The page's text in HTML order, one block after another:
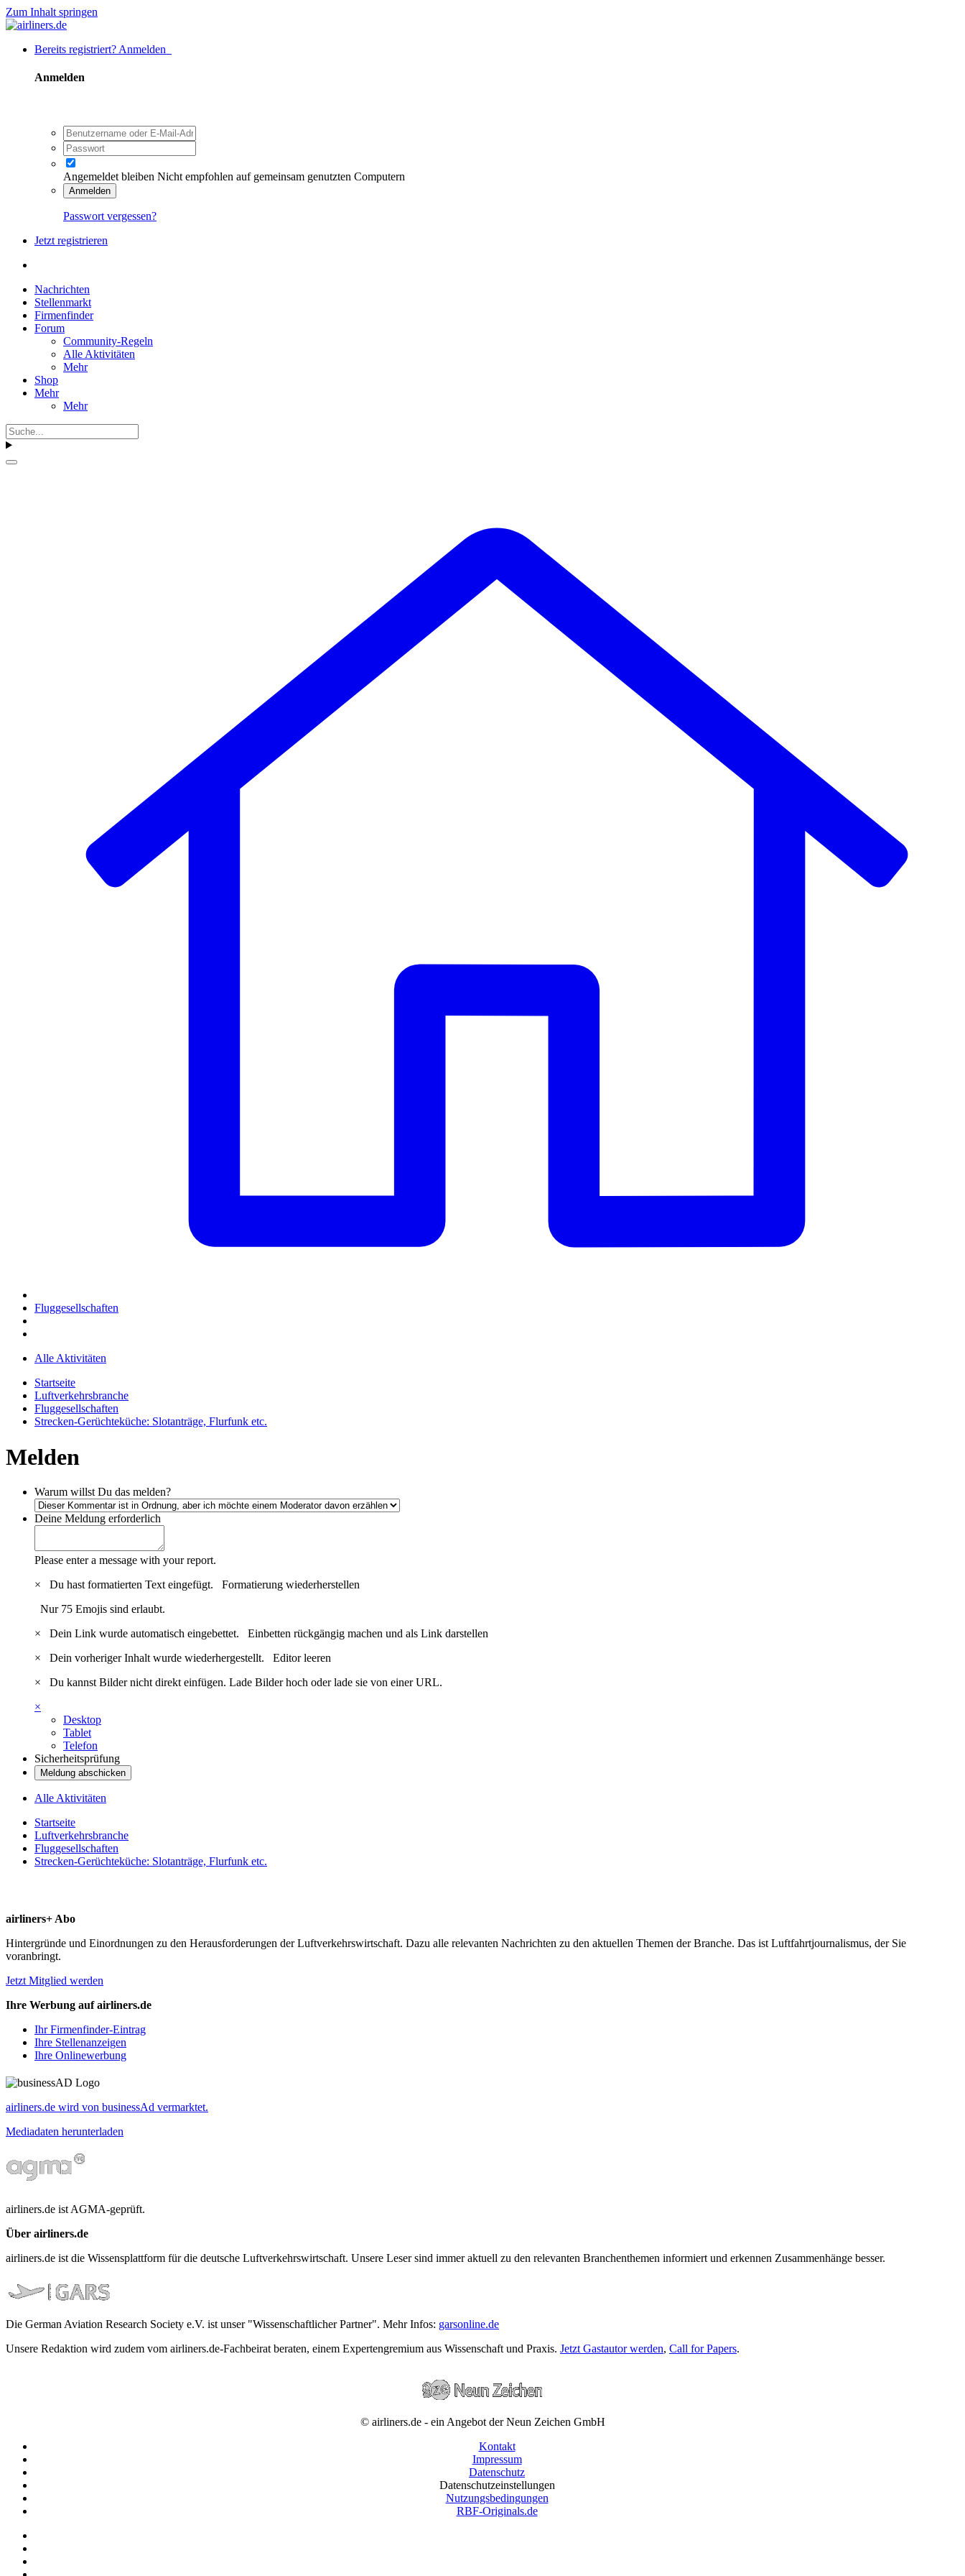
Zum Inhalt springen
Bereits registriert? Anmelden
Anmelden
Angemeldet bleiben Nicht empfohlen auf gemeinsam genutzten Computern
Anmelden
Passwort vergessen?
Jetzt registrieren
Nachrichten
Stellenmarkt
Firmenfinder
Forum
Community-Regeln
Alle Aktivitäten
Mehr
Shop
Mehr
Mehr
Fluggesellschaften
Alle Aktivitäten
Startseite
Luftverkehrsbranche
Fluggesellschaften
Strecken-Gerüchteküche: Slotanträge, Flurfunk etc.
Melden
Warum willst Du das melden?
Deine Meldung erforderlich
Please enter a message with your report.
×
Du hast formatierten Text eingefügt. Formatierung wiederherstellen
Nur 75 Emojis sind erlaubt.
×
Dein Link wurde automatisch eingebettet. Einbetten rückgängig machen und als Link darstellen
×
Dein vorheriger Inhalt wurde wiederhergestellt. Editor leeren
×
Du kannst Bilder nicht direkt einfügen. Lade Bilder hoch oder lade sie von einer URL.
×
Desktop
Tablet
Telefon
Sicherheitsprüfung
Meldung abschicken
Alle Aktivitäten
Startseite
Luftverkehrsbranche
Fluggesellschaften
Strecken-Gerüchteküche: Slotanträge, Flurfunk etc.
airliners+ Abo
Hintergründe und Einordnungen zu den Herausforderungen der Luftverkehrswirtschaft. Dazu alle relevanten Nachrichten zu den aktuellen Themen der Branche. Das ist Luftfahrtjournalismus, der Sie
voranbringt.
Jetzt Mitglied werden
Ihre Werbung auf airliners.de
Ihr Firmenfinder-Eintrag
Ihre Stellenanzeigen
Ihre Onlinewerbung
airliners.de wird von businessAd vermarktet.
Mediadaten herunterladen
airliners.de ist AGMA-geprüft.
Über airliners.de
airliners.de ist die Wissensplattform für die deutsche Luftverkehrswirtschaft. Unsere Leser sind immer aktuell zu den relevanten Branchenthemen informiert und erkennen Zusammenhänge besser.
Die German Aviation Research Society e.V. ist unser "Wissenschaftlicher Partner". Mehr Infos: garsonline.de
Unsere Redaktion wird zudem vom airliners.de-Fachbeirat beraten, einem Expertengremium aus Wissenschaft und Praxis. Jetzt Gastautor werden, Call for Papers.
© airliners.de - ein Angebot der Neun Zeichen GmbH
Kontakt
Impressum
Datenschutz
Datenschutzeinstellungen
Nutzungsbedingungen
RBF-Originals.de